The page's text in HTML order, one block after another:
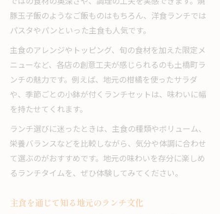
豚玉子飯のようなご飯ものはもちろん、洋食ランチでは
パスタやパンといった主食も人気です。
主食のアレンジやトッピング、旬の食材を加えた限定メ
ニューなど、各店の創意工夫が感じられるのも土橋町ラ
ンチの魅力です。例えば、地元の柑橘を使ったサラダ
や、季節ごとの小鉢が付くランチセットは、味わいに幅
を持たせてくれます。
ランチ選びに迷ったときは、主食の種類やボリューム、
栄養バランスなどを比較しながら、気分や体調に合わせ
て選ぶのがおすすめです。地元の味わいを存分に楽しめ
るランチタイムを、ぜひ体験してみてください。
主食を通じて知る地元のランチ文化